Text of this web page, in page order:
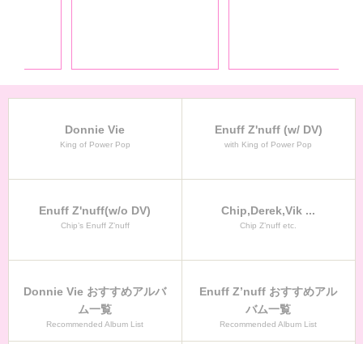
Donnie Vie
King of Power Pop
Enuff Z'nuff (w/ DV)
with King of Power Pop
Enuff Z'nuff(w/o DV)
Chip’s Enuff Z’nuff
Chip,Derek,Vik ...
Chip Z’nuff etc.
Donnie Vie おすすめアルバ
ム一覧
Recommended Album List
Enuff Z’nuff おすすめアル
バム一覧
Recommended Album List